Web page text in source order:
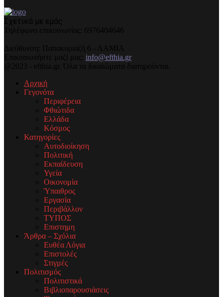
Σχετικά με εμάς
Τηλέφωνo επικοινωνίας: 6976404646
Διεύθυνση: Παπακυριαζή 6 - ΛΑΜΙΑ
Επικοινωνήστε μαζί μας: info@efthia.gr
@2023 - efthia.gr. Όλα τα δικαιώματα διατηρούνται.
Αρχική
Γεγονότα
Περιφέρεια
Φθιώτιδα
Ελλάδα
Κόσμος
Κατηγορίες
Αυτοδιοίκηση
Πολιτική
Εκπαίδευση
Υγεία
Οικονομία
Ύπαιθρος
Εργασία
Περιβάλλον
ΤΥΠΟΣ
Επιστημη
Άρθρα – Σχόλια
Ευθέα Λόγια
Επιστολές
Στιγμές
Πολιτισμός
Πολιτιστικά
Βιβλιοπαρουσιάσεις